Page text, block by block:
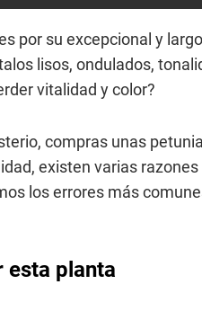
por su excepcional y
lisos, ondulados,
vitalidad y color?
compras unas
existen varias
los errores más
esta planta